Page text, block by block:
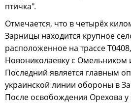
птичка".
Отмечается, что в четырёх
Зарницы находится крупное
расположенное на трассе
Новониколаевку с Омельником
Последний является главным
украинской линии обороны в
После освобождения Орехова у